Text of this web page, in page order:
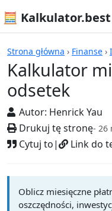
🧮 Kalkulator.best
Strona główna › Finanse ›
Kalkulator
odsetek
Autor: Henrick Yau
Drukuj tę stronę- 26
Cytuj to| Link do
Kalkulatory
Oblicz miesięczne
oszczędności,